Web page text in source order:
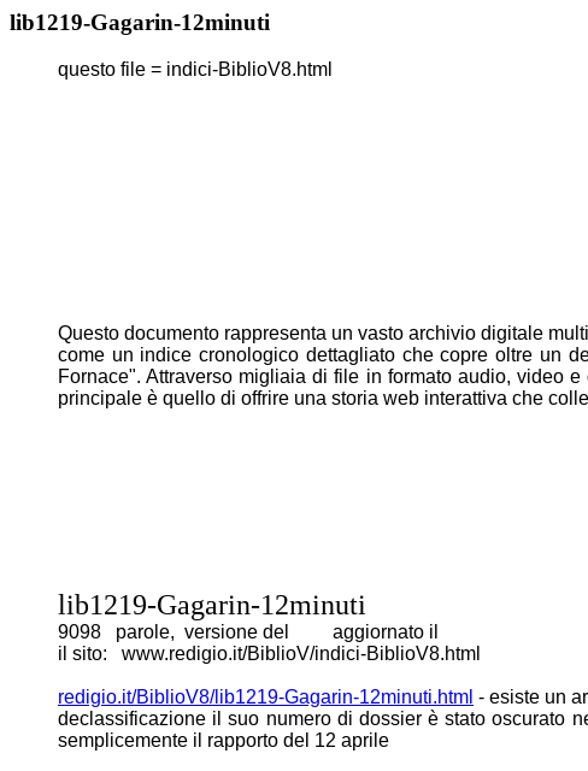
lib1219-Gagarin-12minuti
questo file = indici-BiblioV8.html
Questo documento rappresenta un vasto archivio digitale
come un indice cronologico dettagliato che copreoltre un
Fornace". Attraverso migliaia di file in formato audio, video e
principale è quello di offrire una storia web interattiva che
lib1219-Gagarin-12minuti
9098 parole, versione del aggiornato il
il sito: www.redigio.it/BiblioV/indici-BiblioV8.html
redigio.it/BiblioV8/lib1219-Gagarin-12minuti.html - esiste un
declassificazione il suo numero di dossier è stato oscurato
semplicemente il rapporto del 12 aprile